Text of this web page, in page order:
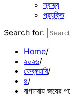
স্বাস্থ্য
প্রযুক্তি
Search for:
Home
২০২৬
ফেব্রুয়ারি
৪
বাগমারায় জয়ের